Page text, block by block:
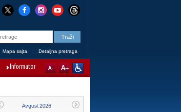
Mapa sajta Detaljna pretraga
Informator